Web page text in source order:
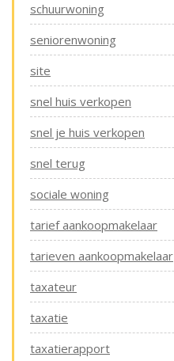
schuurwoning
seniorenwoning
site
snel huis verkopen
snel je huis verkopen
snel terug
sociale woning
tarief aankoopmakelaar
tarieven aankoopmakelaar
taxateur
taxatie
taxatierapport